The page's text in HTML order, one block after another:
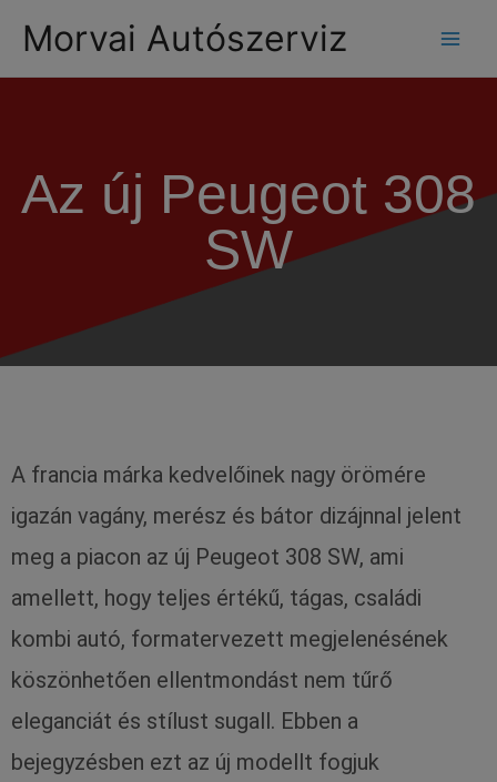
Morvai Autószerviz
Az új Peugeot 308
SW
A francia márka kedvelőinek nagy örömére
igazán vagány, merész és bátor dizájnnal jelent
meg a piacon az új Peugeot 308 SW, ami
amellett, hogy teljes értékű, tágas, családi
kombi autó, formatervezett megjelenésének
köszönhetően ellentmondást nem tűrő
eleganciát és stílust sugall. Ebben a
bejegyzésben ezt az új modellt fogjuk